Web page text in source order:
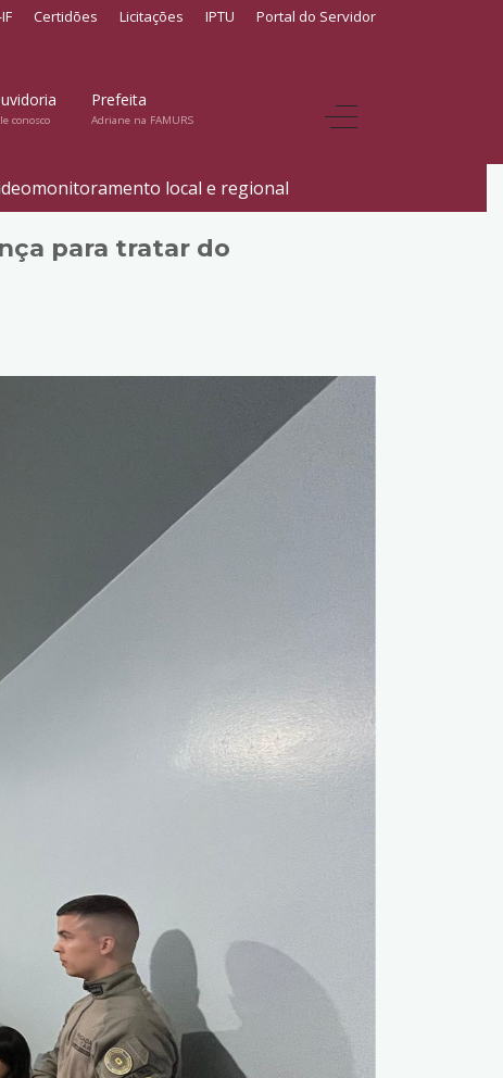
Certidões Licitações IPTU Portal do Servidor
conosco
Prefeita
Adriane na FAMURS
local e regional
para tratar do